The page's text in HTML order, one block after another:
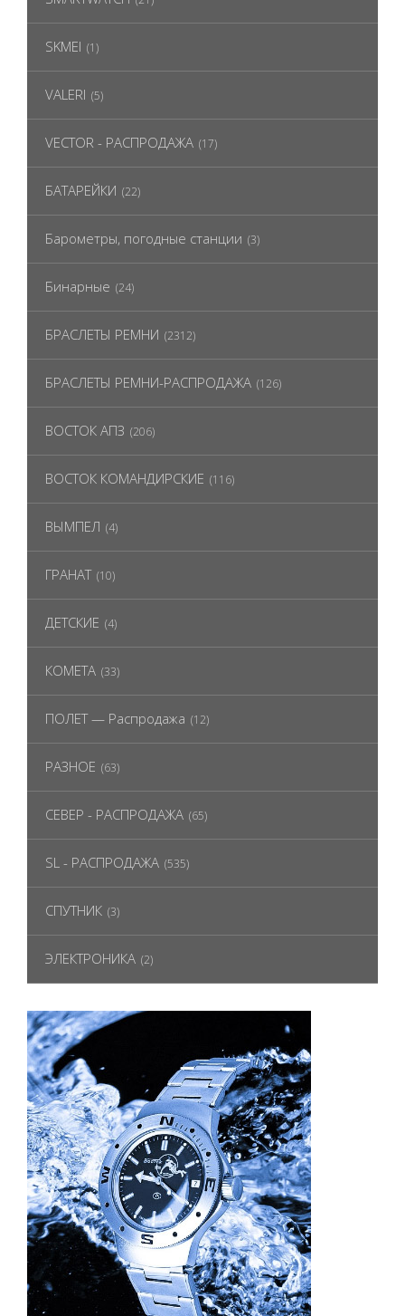
SKMEI (1)
VALERI (5)
VECTOR - РАСПРОДАЖА (17)
БАТАРЕЙКИ (22)
Барометры, погодные станции (3)
Бинарные (24)
БРАСЛЕТЫ РЕМНИ (2312)
БРАСЛЕТЫ РЕМНИ-РАСПРОДАЖА (126)
ВОСТОК АПЗ (206)
ВОСТОК КОМАНДИРСКИЕ (116)
ВЫМПЕЛ (4)
ГРАНАТ (10)
ДЕТСКИЕ (4)
КОМЕТА (33)
ПОЛЕТ — Распродажа (12)
РАЗНОЕ (63)
СЕВЕР - РАСПРОДАЖА (65)
SL - РАСПРОДАЖА (535)
СПУТНИК (3)
ЭЛЕКТРОНИКА (2)